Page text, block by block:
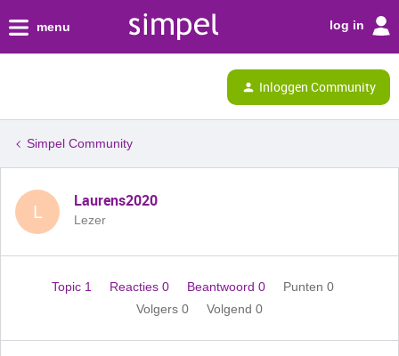
menu log in
Inloggen Community
Simpel Community
L
Laurens2020
Lezer
Topic 1 Reacties 0 Beantwoord 0
Punten 0
Volgers 0 Volgend 0